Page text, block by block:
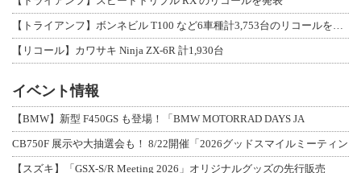
【リコール】カワサキ Ninja ZX-6R 計1,930台
イベント情報
【BMW】新型 F450GS も登場！「BMW MOTORRAD DAYS JA
CB750F 展示や大抽選会も！ 8/22開催「2026グッドスマイルミーティン
【スズキ】「GSX-S/R Meeting 2026」オリジナルグッズの先行販売